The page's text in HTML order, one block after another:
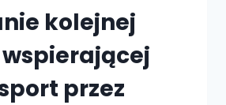
kolejnej
przez